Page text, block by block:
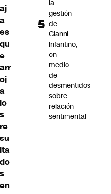
aj
a
es
qu
e
arr
oj
a
lo
s
re
su
lta
do
s
en
la
gestión
de
Gianni
Infantino,
en
medio
de
desmentidos
sobre
relación
sentimental